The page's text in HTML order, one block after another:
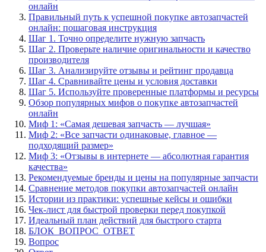
онлайн
Правильный путь к успешной покупке автозапчастей
онлайн: пошаговая инструкция
Шаг 1. Точно определите нужную запчасть
Шаг 2. Проверьте наличие оригинальности и качество
производителя
Шаг 3. Анализируйте отзывы и рейтинг продавца
Шаг 4. Сравнивайте цены и условия доставки
Шаг 5. Используйте проверенные платформы и ресурсы
Обзор популярных мифов о покупке автозапчастей
онлайн
Миф 1: «Самая дешевая запчасть — лучшая»
Миф 2: «Все запчасти одинаковые, главное —
подходящий размер»
Миф 3: «Отзывы в интернете — абсолютная гарантия
качества»
Рекомендуемые бренды и цены на популярные запчасти
Сравнение методов покупки автозапчастей онлайн
Истории из практики: успешные кейсы и ошибки
Чек-лист для быстрой проверки перед покупкой
Идеальный план действий для быстрого старта
БЛОК_ВОПРОС_ОТВЕТ
Вопрос